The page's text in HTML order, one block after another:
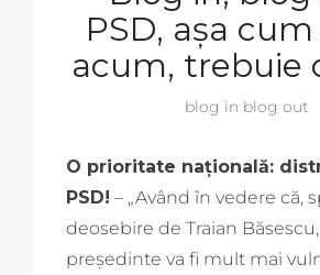
PSD, așa
acum, trebuie
blog in blog out
O prioritate națională:
PSD! – „Având în vedere că,
deosebire de Traian
președinte va fi mult mai